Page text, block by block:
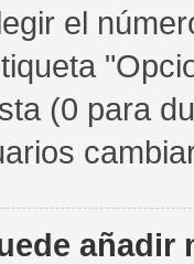
el
(0 para
añadir